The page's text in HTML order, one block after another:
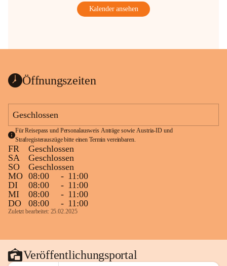
Kalender ansehen
Öffnungszeiten
Geschlossen
Für Reisepass und Personalausweis Anträge sowie Austria-ID und
Strafregisterauszüge bitte einen Termin vereinbaren.
FR
Geschlossen
SA
Geschlossen
SO
Geschlossen
MO 08:00 - 11:00
DI
08:00 - 11:00
MI
08:00 - 11:00
DO
08:00 - 11:00
Zuletzt bearbeitet: 25.02.2025
Veröffentlichungsportal